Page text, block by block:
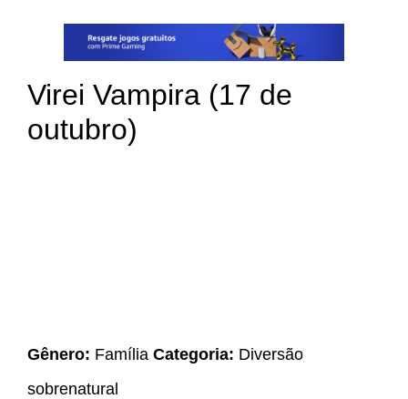
Virei Vampira (17 de
outubro)
Gênero: Família Categoria: Diversão
sobrenatural